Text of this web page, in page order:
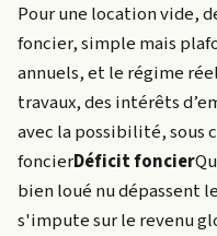
Pour une location vide,
foncier, simple mais
annuels, et le régime
travaux, des intérêts
avec la possibilité, sous
foncierDéficit foncier
bien loué nu dépassent
s'impute sur le revenu